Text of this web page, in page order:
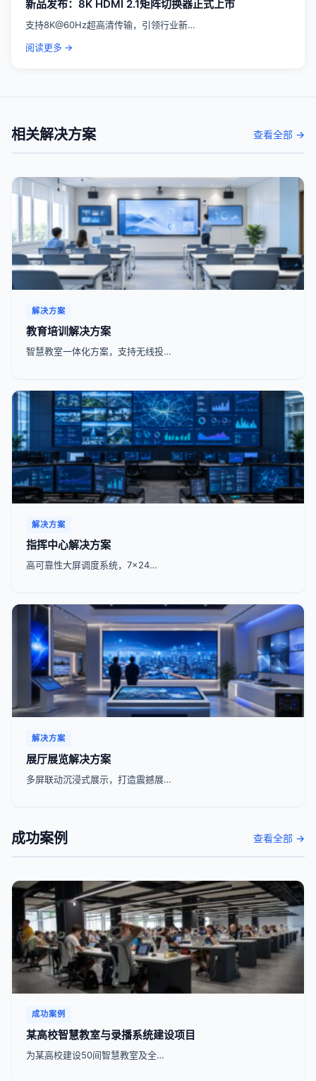
新品发布：8K HDMI 2.1矩阵切换器正式上市
支持8K@60Hz超高清传输，引领行业新…
阅读更多 →
相关解决方案 查看全部 →
解决方案
教育培训解决方案
智慧教室一体化方案，支持无线投…
解决方案
指挥中心解决方案
高可靠性大屏调度系统，7x24…
解决方案
展厅展览解决方案
多屏联动沉浸式展示，打造震撼展…
成功案例 查看全部 →
成功案例
某高校智慧教室与录播系统建设项目
为某高校建设50间智慧教室及全…